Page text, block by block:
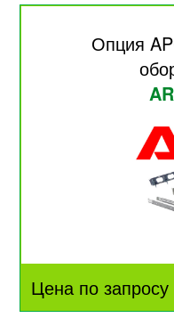
Опция
Цена по запросу